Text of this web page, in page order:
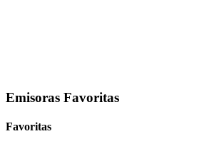
Emisoras Favoritas
Favoritas